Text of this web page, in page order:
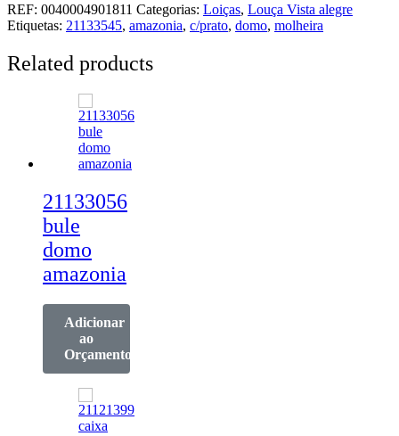
REF: 0040004901811 Categorias: Loiças, Louça Vista alegre
Etiquetas: 21133545, amazonia, c/prato, domo, molheira
Related products
21133056
bule
domo
amazonia
Adicionar
ao
Orçamento